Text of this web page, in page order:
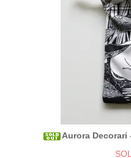
Aurora Decorari